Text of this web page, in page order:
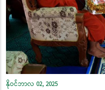
နိုဝင်ဘာလ 02, 2025